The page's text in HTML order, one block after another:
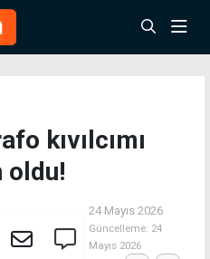
kıvılcımı
oldu!
24 Mayıs 2026
Güncelleme: 24
Mayıs 2026